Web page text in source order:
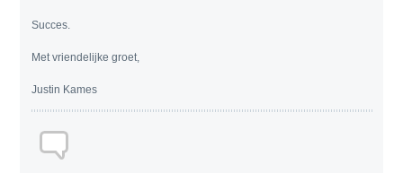
Succes.
Met vriendelijke groet,
Justin Kames